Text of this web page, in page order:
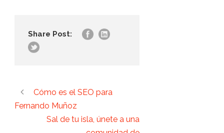
Share Post:
Cómo es el SEO para
Fernando Muñoz
Sal de tu isla, únete a una